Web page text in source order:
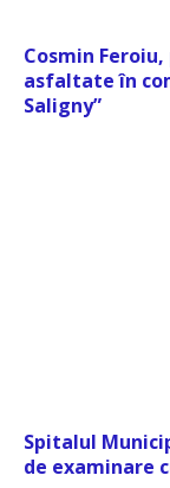
Cosmin
asfaltate în
Saligny”
Spitalul
de examinare